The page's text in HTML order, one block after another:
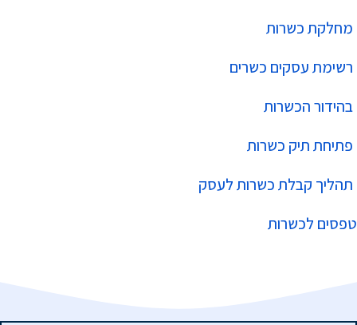
מחלקת כשרות
רשימת עסקים כשרים
בהידור הכשרות
פתיחת תיק כשרות
תהליך קבלת כשרות לעסק
טפסים לכשרות